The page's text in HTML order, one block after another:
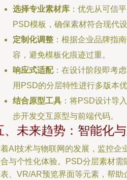
选择专业素材库 ：优先从可信
PSD模板，确保素材符合现代设
定制化调整 ：根据企业品牌指
容，避免模板化痕迹过重。
响应式适配：在设计阶段即考
用PSD的分层特性进行多版本优
结合原型工具 ：将PSD设计导
步开发交互原型与前端代码。
、未来趋势：智能化
AI技术与物联网的发展，监控企
与个性化体验。PSD分层素材
、VR/AR预览界面等元素，帮助